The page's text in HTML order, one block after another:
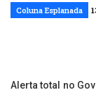
Coluna Esplanada
Alerta total no